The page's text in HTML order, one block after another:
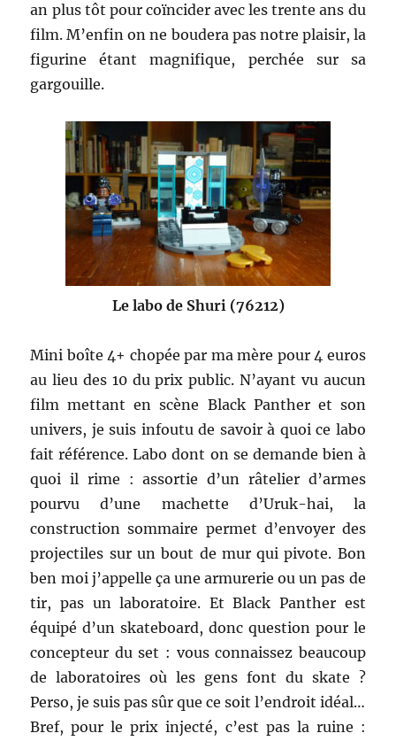
an plus tôt pour coïncider avec les trente ans du
film. M’enfin on ne boudera pas notre plaisir, la
figurine étant magnifique, perchée sur sa
gargouille.
Le labo de Shuri (76212)
Mini boîte 4+ chopée par ma mère pour 4 euros
au lieu des 10 du prix public. N’ayant vu aucun
film mettant en scène Black Panther et son
univers, je suis infoutu de savoir à quoi ce labo
fait référence. Labo dont on se demande bien à
quoi il rime : assortie d’un râtelier d’armes
pourvu d’une machette d’Uruk-hai, la
construction sommaire permet d’envoyer des
projectiles sur un bout de mur qui pivote. Bon
ben moi j’appelle ça une armurerie ou un pas de
tir, pas un laboratoire. Et Black Panther est
équipé d’un skateboard, donc question pour le
concepteur du set : vous connaissez beaucoup
de laboratoires où les gens font du skate ?
Perso, je suis pas sûr que ce soit l’endroit idéal…
Bref, pour le prix injecté, c’est pas la ruine :